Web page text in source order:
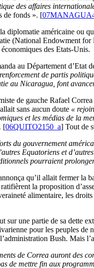
des affaires
de fonds ». [
diplomatie américaine ou
(National Endowment
des Etats-Unis.
au Département d’Etat
de partis
au Nicaragua, font
de gauche Rafael
sans aucun doute «
et les médias de la
[06QUITO2150_a] Tout de
du gouvernement
Equatoriens et
pourraient
qu’il allait fermer la
la proposition
alimentaire, les
une partie de sa dette
pour les peuples
Bush. Mais
de Correa auront
de mettre fin aux